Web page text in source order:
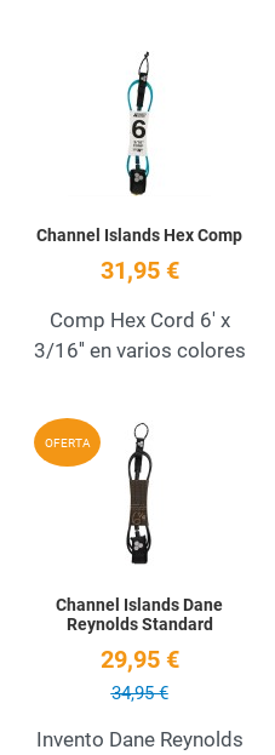
Channel Islands Hex Comp
31,95 €
Comp Hex Cord 6' x
3/16'' en varios colores
Add to Wishlist
OFERTA
Channel Islands Dane
Reynolds Standard
29,95 €
34,95 €
Invento Dane Reynolds